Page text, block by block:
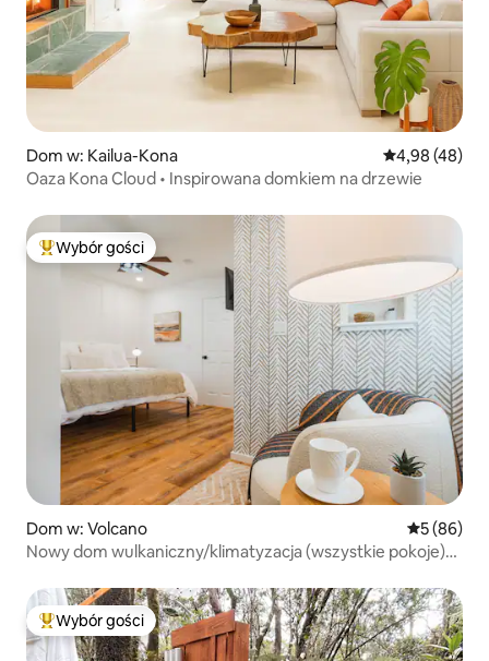
Dom w: Kailua-Kona Średnia
4,98 (48)
Oaza Kona Cloud • Inspirowana domkiem na drzewie
Najpopularniejsze z kategorii Wybór gości
Wybór gości
Dom w: Volcano Średnia
5 (86)
Nowy dom wulkaniczny/klimatyzacja (wszystkie pokoje)
Najpopularniejsze z kategorii Wybór gości
Wybór gości